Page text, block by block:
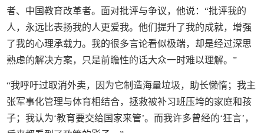
者、中国教育改革者。面对批评与争议，他说：“批评我的
人，永远比表扬我的人更爱我。他们提升了我的成就，增强
了我的心理承载力。我的很多言论看似极端，却是经过深思
熟虑的解决方案，只是前瞻性的话大众一时难以理解。”
“我呼吁过取消外卖，因为它制造海量垃圾，助长懒惰；我主
张军事化管理与体育相结合，拯救被补习班压垮的家庭和孩
子；我认为‘教育要交给国家来管’。而我许多曾经的‘狂言’，